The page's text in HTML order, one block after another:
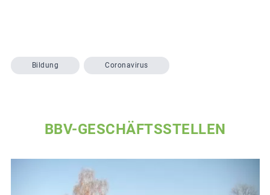
Bildung Coronavirus
BBV-GESCHÄFTSSTELLEN